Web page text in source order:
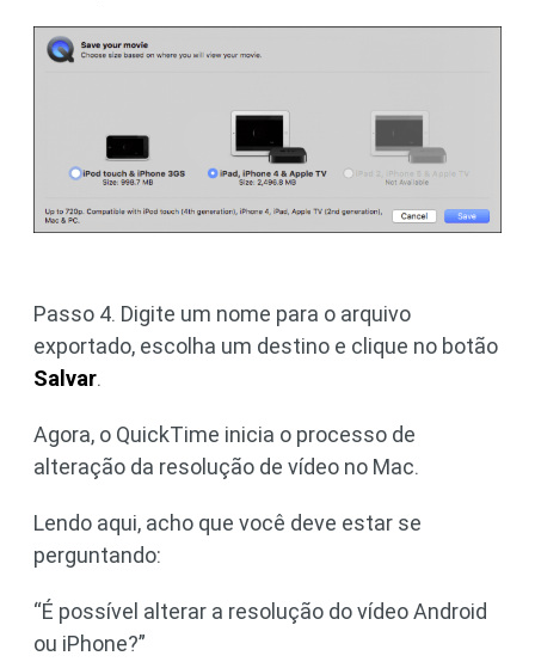
Passo 4. Digite um nome para o arquivo
exportado, escolha um destino e clique no botão
Salvar.
Agora, o QuickTime inicia o processo de
alteração da resolução de vídeo no Mac.
Lendo aqui, acho que você deve estar se
perguntando:
“É possível alterar a resolução do vídeo Android
ou iPhone?”